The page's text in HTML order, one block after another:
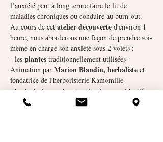
l’anxiété peut à long terme faire le lit de
maladies chroniques ou conduire au burn-out.
Au cours de cet atelier découverte d'environ 1
heure, nous aborderons une façon de prendre soi-
même en charge son anxiété sous 2 volets :
- les plantes traditionnellement utilisées -
Animation par Marion Blandin, herbaliste et
fondatrice de l'herboristerie Kamomille
- les techniques et gestes simples pour identifier
les points d’énergie à stimuler - Animation par